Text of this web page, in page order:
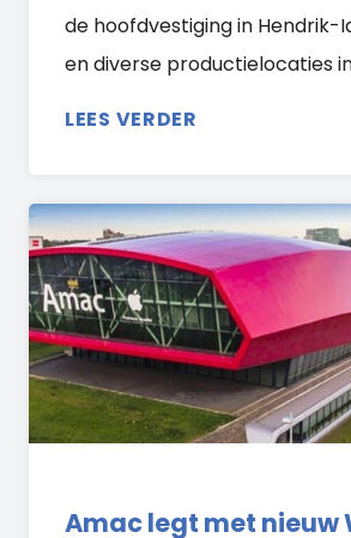
de hoofdvestiging in
en diverse productielocaties
LEES VERDER
Amac legt met nieuw